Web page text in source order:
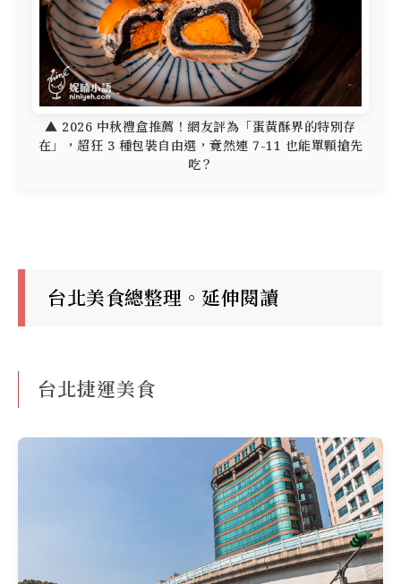
▲ 2026 中秋禮盒推薦！網友評為「蛋黃酥界的特別存
在」，超狂 3 種包裝自由選，竟然連 7-11 也能單顆搶先
吃？
台北美食總整理。延伸閱讀
台北捷運美食